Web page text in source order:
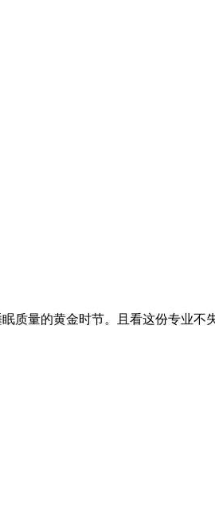
质量的黄金时节。且看这份专业